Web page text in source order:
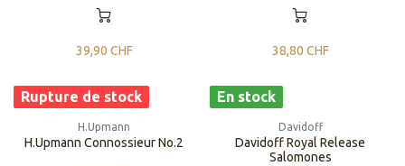
39,90 CHF 38,80 CHF
Rupture de stock
H.Upmann
H.Upmann Connossieur No.2
En stock
Davidoff
Davidoff Royal Release
Salomones